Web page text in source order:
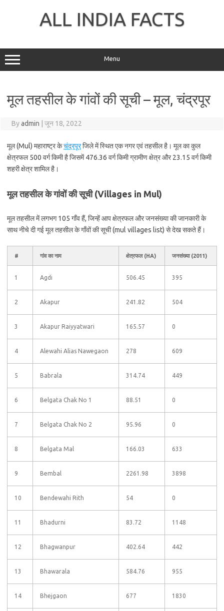
ALL INDIA FACTS
Menu
मूल तहसील के गांवों की सूची – मूल, चंद्रपूर
Byadmin जून 18, 2022
मूल (Mul) महाराष्ट्र केचंद्रपूरजिले में स्थित एक नगर एवं तहसील है। मूल का कुल
क्षेत्रफल 500 वर्ग किमी है जिसमें 476.36 वर्ग किमी ग्रामीण क्षेत्र और 23.15 वर्ग किमी
शहरी क्षेत्र शामिल है।
मूल तहसील के गांवों की सूची (Villages in Mul)
मूल तहसील में लगभग 105 गाँव हैं, जिन्हें आप क्षेत्रफल और जनसंख्या की जानकारी के
साथ नीचे दी गई मूल तहसील के गाँवों की सूची (mul villages list) से देख सकते हैं।
# गांव का नाम क्षेत्रफल (HA) जनसंख्या (2011)
1 Agdi 506.45 395
2 Akapur 241.82 504
3 Akapur Raiyyatwari 165.57 0
4 Alewahi Alias Nawegaon 278 609
5 Babrala 314.74 449
6 Belgata Chak No 1 88.51 0
7 Belgata Chak No 2 95.96 0
8 Belgata Mal 166.03 633
9 Bembal 2261.98 3898
10 Bendewahi Rith 54 0
11 Bhadurni 83.72 1148
12 Bhagwanpur 402.64 442
13 Bhawarala 584.76 955
14 Bhejgaon 677 1830